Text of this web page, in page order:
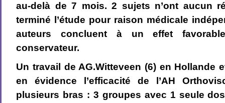
au-delà de 7 mois. 2 sujets n’ont aucun
terminé l’étude pour raison médicale
auteurs concluent à un effet
conservateur.
Un travail de AG.Witteveen (6) en Hollande
en évidence l’efficacité de l’AH
plusieurs bras : 3 groupes avec 1 seule